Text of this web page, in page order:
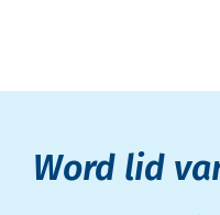
Word lid